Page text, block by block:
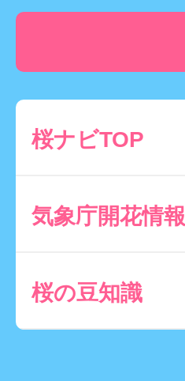
桜ナビTOP
気象庁開花情報
桜の豆知識